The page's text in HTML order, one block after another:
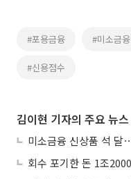
#포용금융 #미소금융
#신용점수
김이현 기자의 주요 뉴스